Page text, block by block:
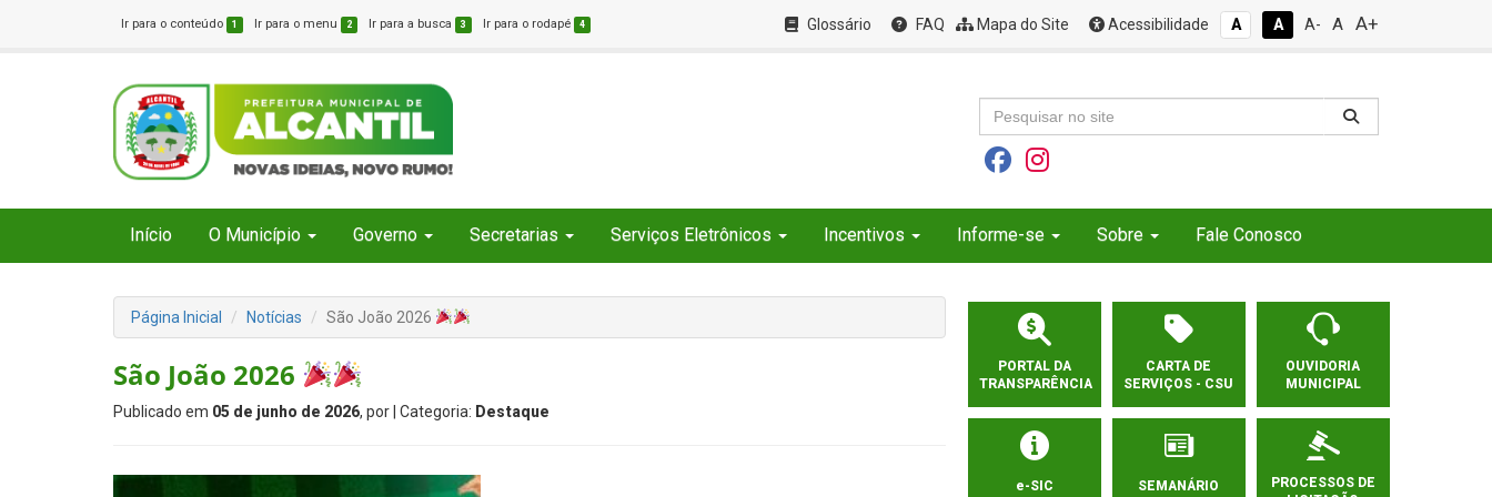
Ir para o conteúdo 1 Ir para o menu 2 Ir para a busca 3 Ir para o rodapé 4 Glossário FAQ Mapa do Site Acessibilidade A A A- A A+
Início O Município Governo Secretarias Serviços Eletrônicos Incentivos Informe-se Sobre Fale Conosco
Página Inicial Notícias São João 2026
São João 2026
Publicado em 05 de junho de 2026, por | Categoria: Destaque
PORTAL DA
TRANSPARÊNCIA
CARTA DE
SERVIÇOS - CSU
OUVIDORIA
MUNICIPAL
e-SIC SEMANÁRIO
PROCESSOS DE